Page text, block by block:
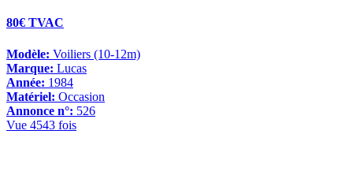
80€ TVAC
Modèle: Voiliers (10-12m)
Marque: Lucas
Année: 1984
Matériel: Occasion
Annonce n°: 526
Vue 4543 fois